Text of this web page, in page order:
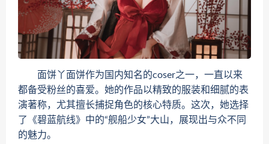
面饼丫面饼作为国内知名的coser之一，一直以来
都备受粉丝的喜爱。她的作品以精致的服装和细腻的表
演著称，尤其擅长捕捉角色的核心特质。这次，她选择
了《碧蓝航线》中的“舰船少女”大山，展现出与众不同
的魅力。